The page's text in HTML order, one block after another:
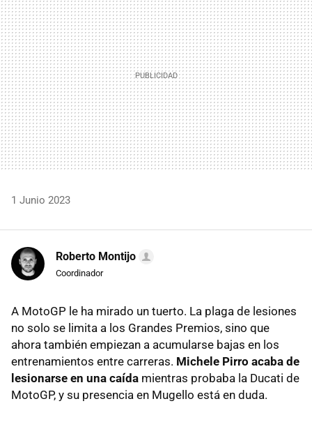
1 Junio 2023
Roberto Montijo
Coordinador
A MotoGP le ha mirado un tuerto. La plaga de lesiones
no solo se limita a los Grandes Premios, sino que
ahora también empiezan a acumularse bajas en los
entrenamientos entre carreras. Michele Pirro acaba de
lesionarse en una caída mientras probaba la Ducati de
MotoGP, y su presencia en Mugello está en duda.